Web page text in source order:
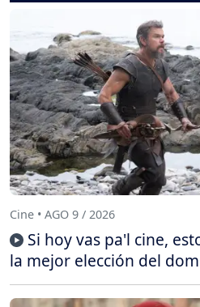
Cine • AGO 9 / 2026
Si hoy vas pa'l cine,
la mejor elección del